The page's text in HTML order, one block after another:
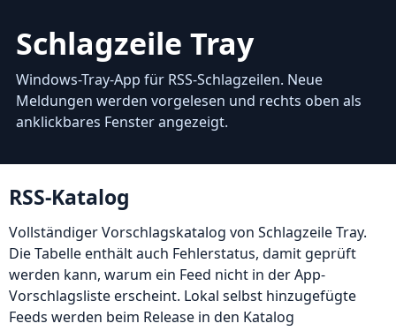
Schlagzeile Tray
Windows-Tray-App für RSS-Schlagzeilen. Neue
Meldungen werden vorgelesen und rechts oben als
anklickbares Fenster angezeigt.
RSS-Katalog
Vollständiger Vorschlagskatalog von Schlagzeile Tray.
Die Tabelle enthält auch Fehlerstatus, damit geprüft
werden kann, warum ein Feed nicht in der App-
Vorschlagsliste erscheint. Lokal selbst hinzugefügte
Feeds werden beim Release in den Katalog